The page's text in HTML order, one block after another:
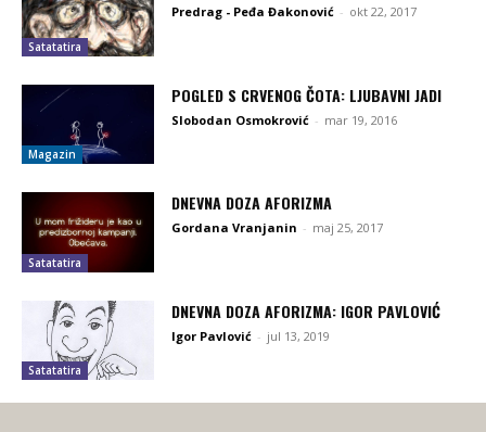
Satatatira
Predrag - Peđa Đakonović - okt 22, 2017
Magazin
POGLED S CRVENOG ČOTA: LJUBAVNI JADI
Slobodan Osmokrović - mar 19, 2016
Satatatira
DNEVNA DOZA AFORIZMA
Gordana Vranjanin - maj 25, 2017
Satatatira
DNEVNA DOZA AFORIZMA: IGOR PAVLOVIĆ
Igor Pavlović - jul 13, 2019